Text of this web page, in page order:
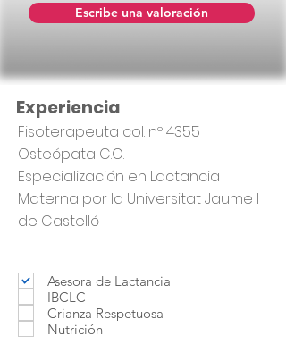
Escribe una valoración
Fisoterapeuta col. nº 4355
Osteópata C.O.
Especialización en Lactancia
Materna por la Universitat Jaume I
de Castelló
Asesora de Lactancia
IBCLC
Crianza Respetuosa
Nutrición
Experiencia